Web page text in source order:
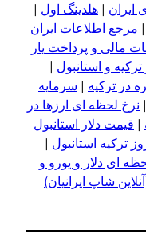
ایران | هلدینگ اول |
| مرجع اطلاعات ایران
مالی و پرداخت یار
و استانبول |
در ترکیه | سرمایه
| نرخ لحظه ای ارزها در
| قیمت دلار استانبول
ترکیه استانبول |
ای دلار و یورو و
شاپ ایرانیان)